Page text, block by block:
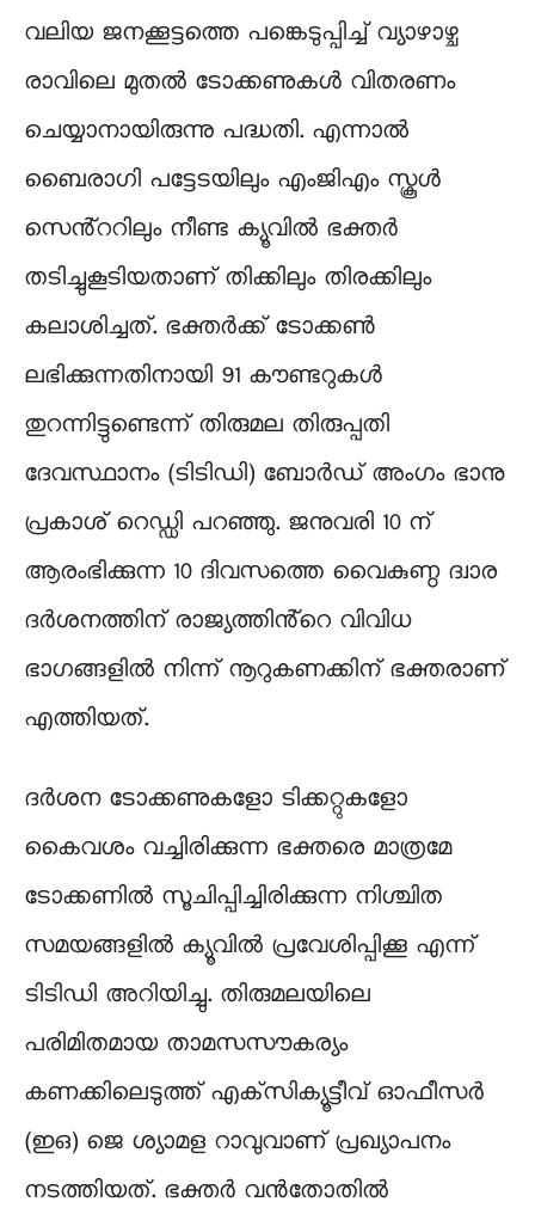
വലിയ ജനക്കൂട്ടത്തെ പങ്കെടുപ്പിച്ച് വ്യാഴാഴ്ച
രാവിലെ മുതൽ ടോക്കണുകൾ വിതരണം
ചെയ്യാനായിരുന്നു പദ്ധതി. എന്നാൽ
ബൈരാഗി പട്ടേടയിലും എംജിഎം സ്കൂൾ
സെൻ്ററിലും നീണ്ട ക്യൂവിൽ ഭക്തർ
തടിച്ചുകൂടിയതാണ് തിക്കിലും തിരക്കിലും
കലാശിച്ചത്. ഭക്തർക്ക് ടോക്കൺ
ലഭിക്കുന്നതിനായി 91 കൗണ്ടറുകൾ
തുറന്നിട്ടുണ്ടെന്ന് തിരുമല തിരുപ്പതി
ദേവസ്ഥാനം (ടിടിഡി) ബോർഡ് അംഗം ഭാനു
പ്രകാശ് റെഡ്ഡി പറഞ്ഞു. ജനുവരി 10 ന്
ആരംഭിക്കുന്ന 10 ദിവസത്തെ വൈകുണ്ഠ ദ്വാര
ദർശനത്തിന് രാജ്യത്തിൻ്റെ വിവിധ
ഭാഗങ്ങളിൽ നിന്ന് നൂറുകണക്കിന് ഭക്തരാണ്
എത്തിയത്.
ദർശന ടോക്കണുകളോ ടിക്കറ്റുകളോ
കൈവശം വച്ചിരിക്കുന്ന ഭക്തരെ മാത്രമേ
ടോക്കണിൽ സൂചിപ്പിച്ചിരിക്കുന്ന നിശ്ചിത
സമയങ്ങളിൽ ക്യൂവിൽ പ്രവേശിപ്പിക്കൂ എന്ന്
ടിടിഡി അറിയിച്ചു. തിരുമലയിലെ
പരിമിതമായ താമസസൗകര്യം
കണക്കിലെടുത്ത് എക്‌സിക്യൂട്ടീവ് ഓഫീസർ
(ഇഒ) ജെ ശ്യാമള റാവുവാണ് പ്രഖ്യാപനം
നടത്തിയത്. ഭക്തർ വൻതോതിൽ